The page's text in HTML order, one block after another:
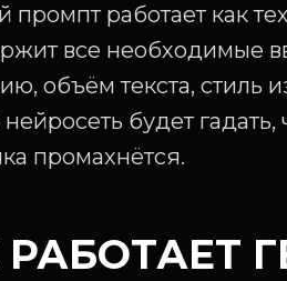
промпт работает как
все необходимые
объём текста, стиль
нейросеть будет
промахнётся.
РАБОТАЕТ